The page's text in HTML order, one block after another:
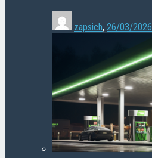
zapsich, 26/03/2026